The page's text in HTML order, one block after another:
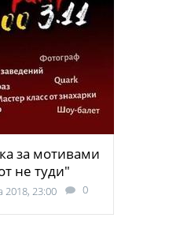
за мотивами
не туди"
2018, 23:00 0